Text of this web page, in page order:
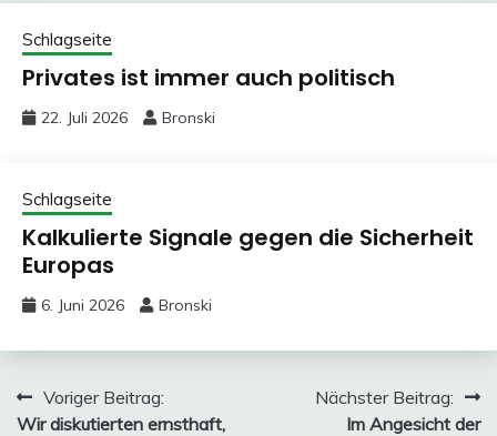
Schlagseite
Privates ist immer auch politisch
22. Juli 2026 Bronski
Schlagseite
Kalkulierte Signale gegen die Sicherheit
Europas
6. Juni 2026 Bronski
Beitragsnavigation
Voriger Beitrag:
Wir diskutierten ernsthaft,
Nächster Beitrag:
Im Angesicht der